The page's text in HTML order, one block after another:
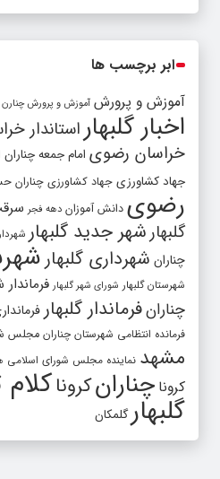
ابر برچسب ها
آموزش و پرورش آموزش و پرورش چنارن
اخبار گلبهار استاندار
خراسان رضوی امام جمعه چناران
جهاد کشاورزی جهاد کشاورزی چناران
رضوی دانش آموزان دهه فجر
گلبهارشهر جدید گلبهار
چناران شهرداری گلبهار
شهرستان گلبهار شورای شهر گلبهار
چنارانفرماندار گلبهار
فرمانده انتظامی شهرستان چناران مجلس
مشهد نماینده مجلس شورای اسلامی
کرونا چنارانکروناکلام
گلبهارگلمکان